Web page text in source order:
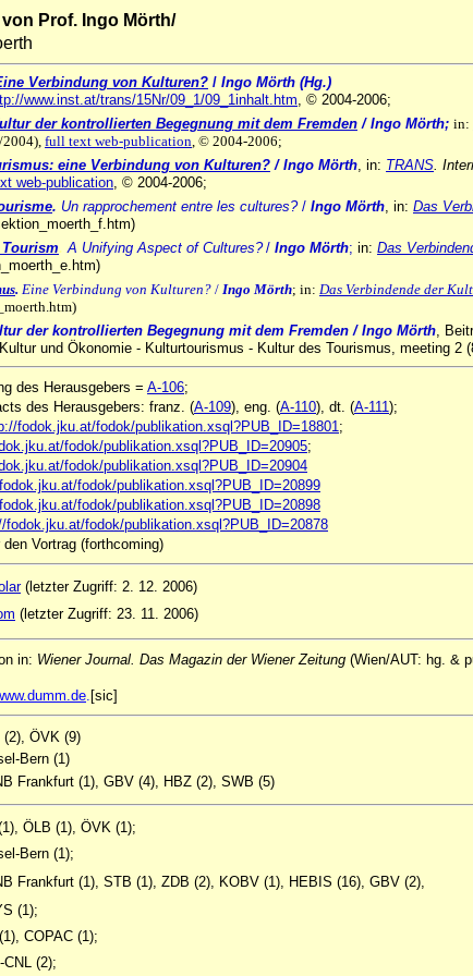
Prof. Ingo Mörth/
Verbindung von Kulturen? / Ingo Mörth (Hg.)
www.inst.at/trans/15Nr/09_1/09_1inhalt.htm, © 2004-2006;
der kontrollierten Begegnung mit dem Fremden / Ingo Mörth; in:
2004),full text web-publication, © 2004-2006;
eine Verbindung von Kulturen? / Ingo Mörth, in: TRANS.
web-publication, © 2004-2006;
. Un rapprochement entre les cultures? / Ingo Mörth, in: Das
. A Unifying Aspect of Cultures? / Ingo Mörth; in: Das
. Eine Verbindung von Kulturen? / Ingo Mörth; in: Das Verbindende der
der kontrollierten Begegnung mit dem Fremden / Ingo Mörth,
und Ökonomie - Kulturtourismus - Kultur des Tourismus, meeting 2
des Herausgebers = A-106;
des Herausgebers: franz. (A-109), eng. (A-110), dt. (A-111);
fodok.jku.at/fodok/publikation.xsql?PUB_ID=18801;
fodok/publikation.xsql?PUB_ID=20905;
fodok/publikation.xsql?PUB_ID=20904
fodok/publikation.xsql?PUB_ID=20899
fodok/publikation.xsql?PUB_ID=20898
fodok.jku.at/fodok/publikation.xsql?PUB_ID=20878
Vortrag (forthcoming)
(letzter Zugriff: 2. 12. 2006)
(letzter Zugriff: 23. 11. 2006)
in: Wiener Journal. Das Magazin der Wiener Zeitung (Wien/AUT: hg. &
. [sic]
(2), ÖVK (9)
Bern (1)
Frankfurt (1), GBV (4), HBZ (2), SWB (5)
ÖLB (1), ÖVK (1);
Bern (1);
Frankfurt (1), STB (1), ZDB (2), KOBV (1), HEBIS (16), GBV (2),
(1);
COPAC (1);
(2);